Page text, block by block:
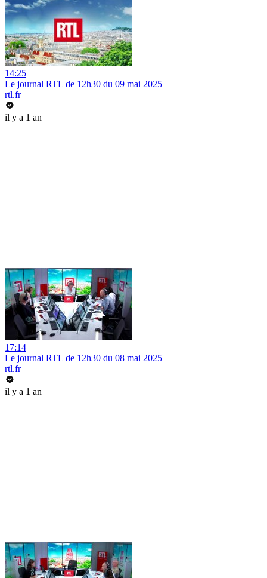
14:25
Le journal RTL de 12h30 du 09 mai 2025
rtl.fr
il y a 1 an
17:14
Le journal RTL de 12h30 du 08 mai 2025
rtl.fr
il y a 1 an